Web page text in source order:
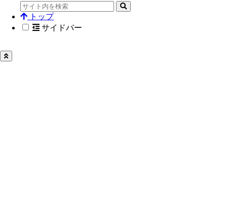
トップ
サイドバー